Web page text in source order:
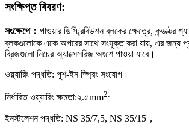
সংক্ষিপ্ত বিবরণ:
সংক্ষেপে： পাওয়ার ডিস্ট্রিবিউশন ব্লকের ক্ষেত্রে, কন্ডাক্টর
ব্লকগুলোকে একে অপরের সাথে সংযুক্ত করা যায়, এর জন্য
ব্রিজগুলো নিচের অ্যাক্সেসরিজ অংশে পাওয়া যাবে।
ওয়্যারিং পদ্ধতি: পুশ-ইন স্প্রিং সংযোগ।
নির্ধারিত ওয়্যারিং ক্ষমতা:২.৫mm2.
ইনস্টলেশন পদ্ধতি: NS 35/7,5, NS 35/15 ，